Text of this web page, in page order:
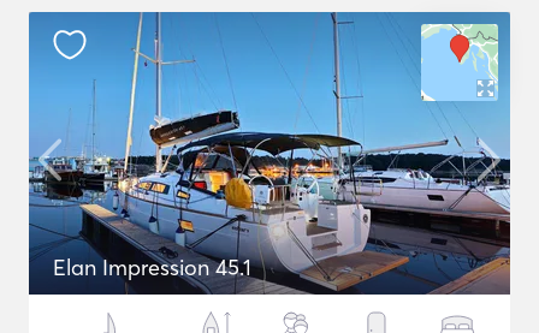
Elan Impression 45.1